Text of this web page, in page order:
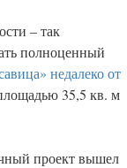
– так
полноценный
недалеко от
35,5 кв. м
проект вышел